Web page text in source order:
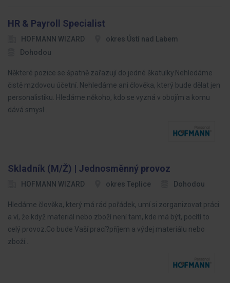
HR & Payroll Specialist
HOFMANN WIZARD
okres Ústí nad Labem
Dohodou
Některé pozice se špatně zařazují do jedné škatulky.Nehledáme
čistě mzdovou účetní. Nehledáme ani člověka, který bude dělat jen
personalistiku. Hledáme někoho, kdo se vyzná v obojím a komu
dává smysl…
Skladník (M/Ž) | Jednosměnný provoz
HOFMANN WIZARD okres Teplice Dohodou
Hledáme člověka, který má rád pořádek, umí si zorganizovat práci
a ví, že když materiál nebo zboží není tam, kde má být, pocítí to
celý provoz.Co bude Vaší prací?příjem a výdej materiálu nebo
zboží…